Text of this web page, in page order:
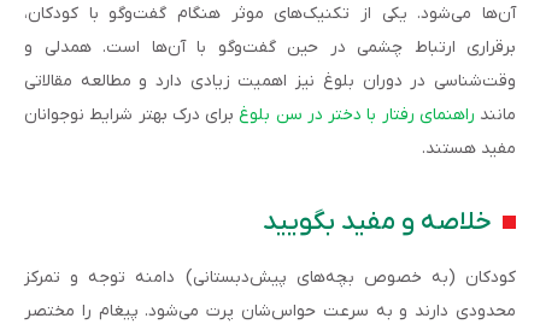
آن‌ها می‌شود. یکی از تکنیک‌های موثر هنگام گفت‌وگو با کودکان،
برقراری ارتباط چشمی در حین گفت‌وگو با آن‌ها است. همدلی و
وقت‌شناسی در دوران بلوغ نیز اهمیت زیادی دارد و مطالعه مقالاتی
مانند راهنمای رفتار با دختر در سن بلوغ برای درک بهتر شرایط نوجوانان
مفید هستند.
خلاصه و مفید بگویید
کودکان ‌(به خصوص بچه‌های پیش‌دبستانی) دامنه توجه و تمرکز
محدودی دارند و به سرعت حواس‌شان پرت می‌شود. پیغام را مختصر